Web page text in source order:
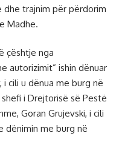
dhe trajnim për përdorim
Madhe.
çështje nga
autorizimit” ishin dënuar
i cili u dënua me burg në
i Drejtorisë së Pestë
Goran Grujevski, i cili
dënimin me burg në